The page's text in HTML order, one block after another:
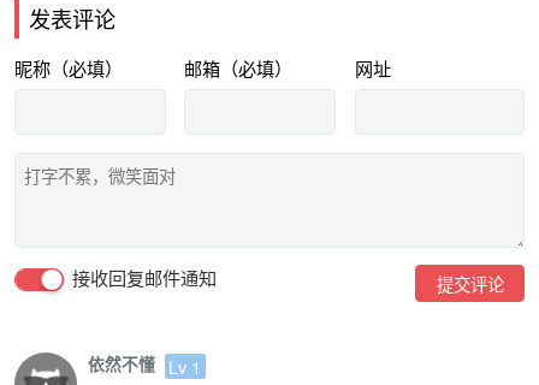
发表评论
昵称（必填） 邮箱（必填） 网址
接收回复邮件通知 提交评论
依然不懂
Lv 1